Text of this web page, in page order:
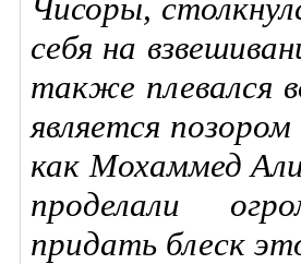
Чисоры,
себя на
также плевался
является
как Мохаммед
проделали
придать блеск